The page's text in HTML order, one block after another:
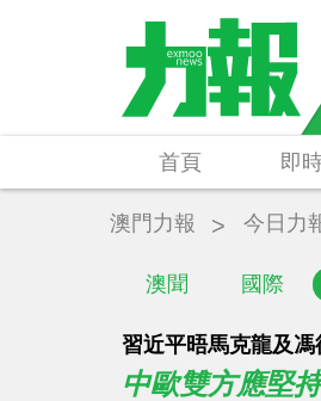
首頁 即
澳聞 國際
澳門力報 今日力
習近平晤馬克龍及馮
中歐雙方應堅